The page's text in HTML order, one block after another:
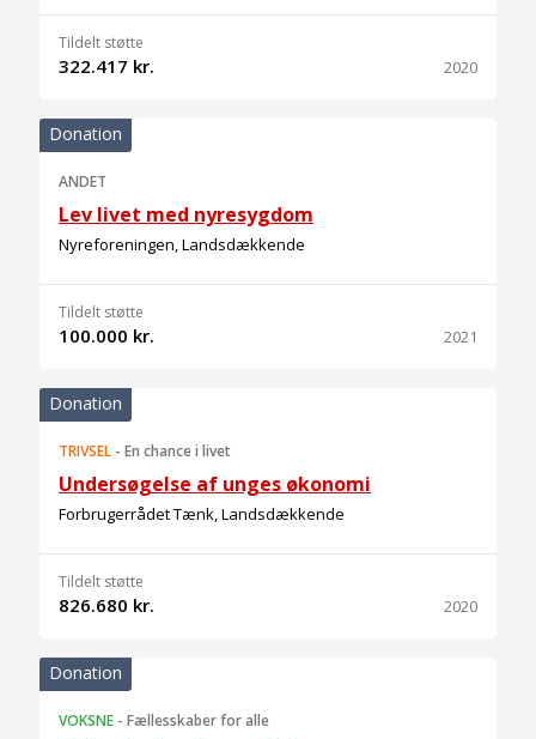
Tildelt støtte
322.417 kr. 2020
Donation
ANDET
Lev livet med nyresygdom
Nyreforeningen, Landsdækkende
Tildelt støtte
100.000 kr. 2021
Donation
TRIVSEL - En chance i livet
Undersøgelse af unges økonomi
Forbrugerrådet Tænk, Landsdækkende
Tildelt støtte
826.680 kr. 2020
Donation
VOKSNE - Fællesskaber for alle